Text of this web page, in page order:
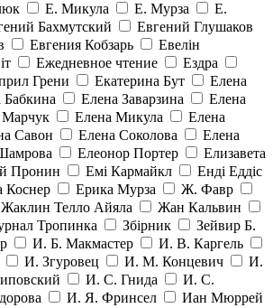
Е. Микула Е. Мурза
Е.
Бахмутский
Евгений Глушаков
Евгения Кобзарь
Евелін
Ежедневное чтение
Ездра
Грени Екатерина Бут
Елена
Бабкина Елена Заварзина
Елена
Марчук Елена Микула
Елена
Савон Елена Соколова
Елена
Елеонор Портер
Елизавета
Пронин Емі Кармайкл
Ендi Еддiс
Коснер
Ерика Мурза
Ж. Фавр
Жаклин Телло Айяла
Жан Кальвин
Тропинка Збірник
Зейвир Б.
И. Б. Макмастер
И. В. Каргель
И. Згуровец И. М. Концевич
И.
И. С. Гнида
И. С.
И. Я. Фринсел
Иан Мюррей